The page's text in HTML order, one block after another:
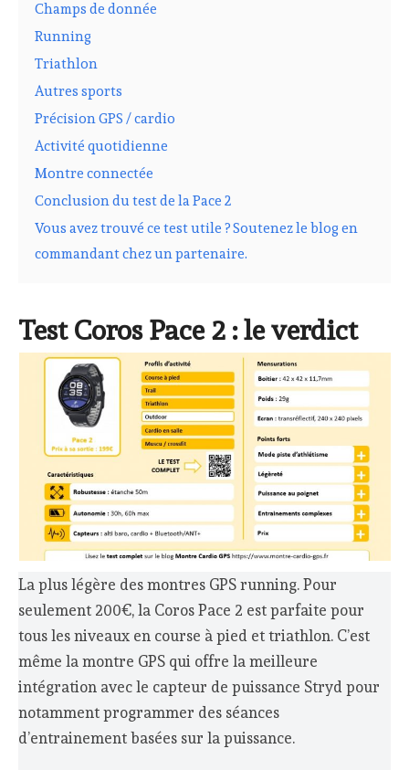
Champs de donnée
Running
Triathlon
Autres sports
Précision GPS / cardio
Activité quotidienne
Montre connectée
Conclusion du test de la Pace 2
Vous avez trouvé ce test utile ? Soutenez le blog en
commandant chez un partenaire.
Test Coros Pace 2 : le verdict
La plus légère des montres GPS running. Pour
seulement 200€, la Coros Pace 2 est parfaite pour
tous les niveaux en course à pied et triathlon. C’est
même la montre GPS qui offre la meilleure
intégration avec le capteur de puissance Stryd pour
notamment programmer des séances
d’entrainement basées sur la puissance.